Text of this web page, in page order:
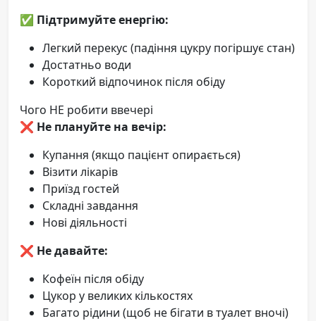
✅ Підтримуйте енергію:
Легкий перекус (падіння цукру погіршує стан)
Достатньо води
Короткий відпочинок після обіду
Чого НЕ робити ввечері
❌ Не плануйте на вечір:
Купання (якщо пацієнт опирається)
Візити лікарів
Приїзд гостей
Складні завдання
Нові діяльності
❌ Не давайте:
Кофеїн після обіду
Цукор у великих кількостях
Багато рідини (щоб не бігати в туалет вночі)